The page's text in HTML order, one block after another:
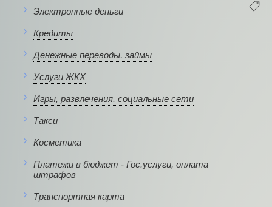
Электронные деньги
Кредиты
Денежные переводы, займы
Услуги ЖКХ
Игры, развлечения, социальные сети
Такси
Косметика
Платежи в бюджет - Гос.услуги, оплата
штрафов
Транспортная карта